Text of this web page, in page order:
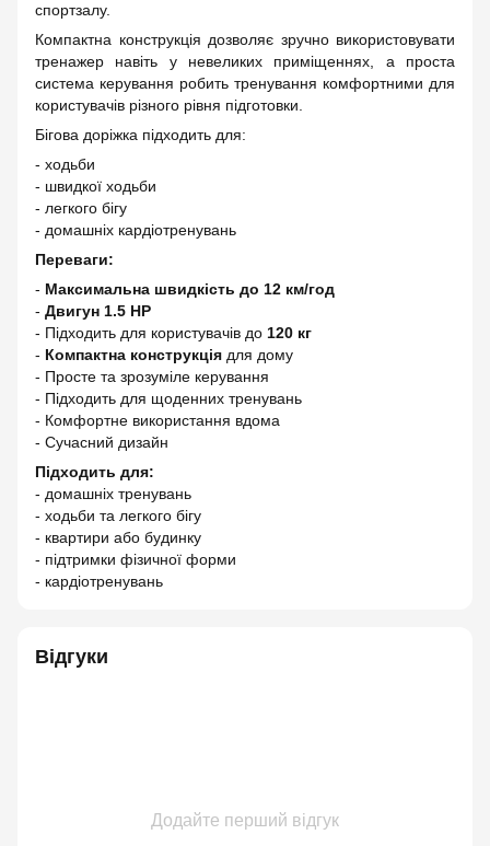
спортзалу.
Компактна конструкція дозволяє зручно використовувати
тренажер навіть у невеликих приміщеннях, а проста
система керування робить тренування комфортними для
користувачів різного рівня підготовки.
Бігова доріжка підходить для:
- ходьби
- швидкої ходьби
- легкого бігу
- домашніх кардіотренувань
Переваги:
- Максимальна швидкість до 12 км/год
- Двигун 1.5 HP
- Підходить для користувачів до 120 кг
- Компактна конструкція для дому
- Просте та зрозуміле керування
- Підходить для щоденних тренувань
- Комфортне використання вдома
- Сучасний дизайн
Підходить для:
- домашніх тренувань
- ходьби та легкого бігу
- квартири або будинку
- підтримки фізичної форми
- кардіотренувань
Відгуки
Додайте перший відгук